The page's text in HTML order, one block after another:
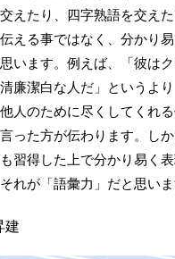
えたり、四字熟語を交え
える事ではなく、分かり
います。例えば、「彼は
廉潔白な人だ」というより
人のために尽くしてくれ
った方が伝わります。し
習得した上で分かり易く
れが「語彙力」だと思いま
建